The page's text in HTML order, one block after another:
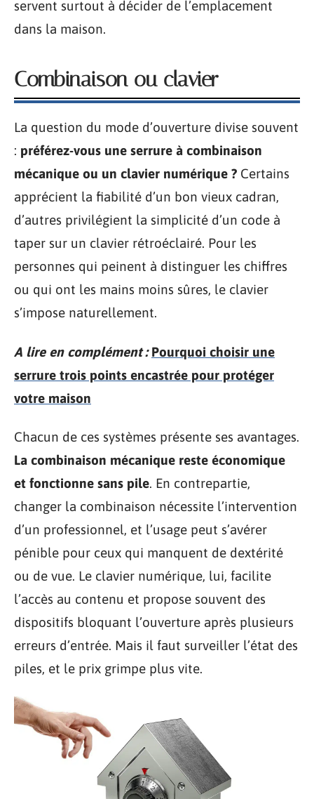
servent surtout à décider de l’emplacement
dans la maison.
Combinaison ou clavier
La question du mode d’ouverture divise souvent
: préférez-vous une serrure à combinaison
mécanique ou un clavier numérique ? Certains
apprécient la fiabilité d’un bon vieux cadran,
d’autres privilégient la simplicité d’un code à
taper sur un clavier rétroéclairé. Pour les
personnes qui peinent à distinguer les chiffres
ou qui ont les mains moins sûres, le clavier
s’impose naturellement.
A lire en complément : Pourquoi choisir une
serrure trois points encastrée pour protéger
votre maison
Chacun de ces systèmes présente ses avantages.
La combinaison mécanique reste économique
et fonctionne sans pile. En contrepartie,
changer la combinaison nécessite l’intervention
d’un professionnel, et l’usage peut s’avérer
pénible pour ceux qui manquent de dextérité
ou de vue. Le clavier numérique, lui, facilite
l’accès au contenu et propose souvent des
dispositifs bloquant l’ouverture après plusieurs
erreurs d’entrée. Mais il faut surveiller l’état des
piles, et le prix grimpe plus vite.